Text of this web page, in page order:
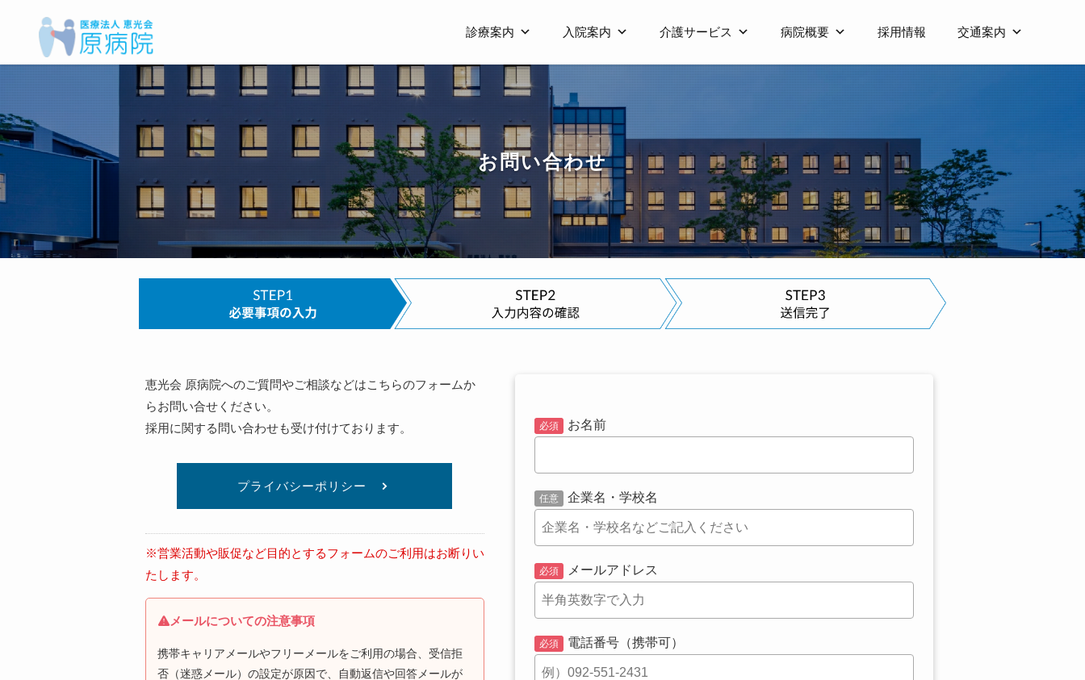
診療案内 入院案内 介護サービス 病院概要 採用情報 交通案内
お問い合わせ
恵光会 原病院へのご質問やご相談などはこちらのフォームか
らお問い合せください。
採用に関する問い合わせも受け付けております。
プライバシーポリシー
※営業活動や販促など目的とするフォームのご利用はお断りい
たします。
メールについての注意事項
携帯キャリアメールやフリーメールをご利用の場合、受信拒
否（迷惑メール）の設定が原因で、自動返信や回答メールが
お名前
企業名・学校名
メールアドレス
電話番号（携帯可）